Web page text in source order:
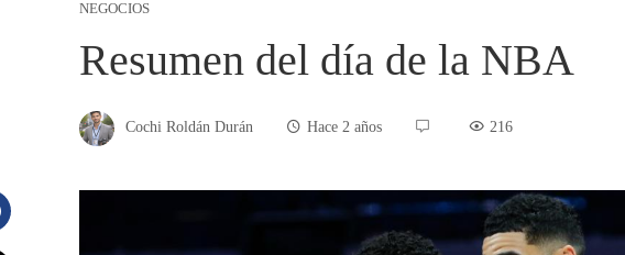
NEGOCIOS
Resumen del día de la NBA
Cochi Roldán Durán Hace 2 años 216